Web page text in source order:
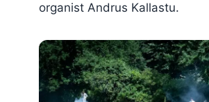
organist Andrus Kallastu.